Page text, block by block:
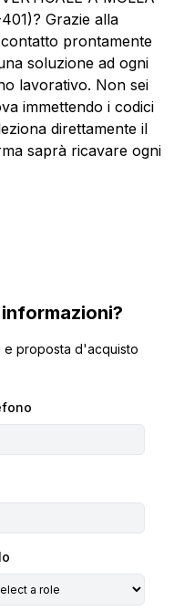
Grazie alla
prontamente
soluzione ad ogni
lavorativo. Non sei
immettendo i codici
direttamente il
saprà ricavare ogni
e proposta d'acquisto